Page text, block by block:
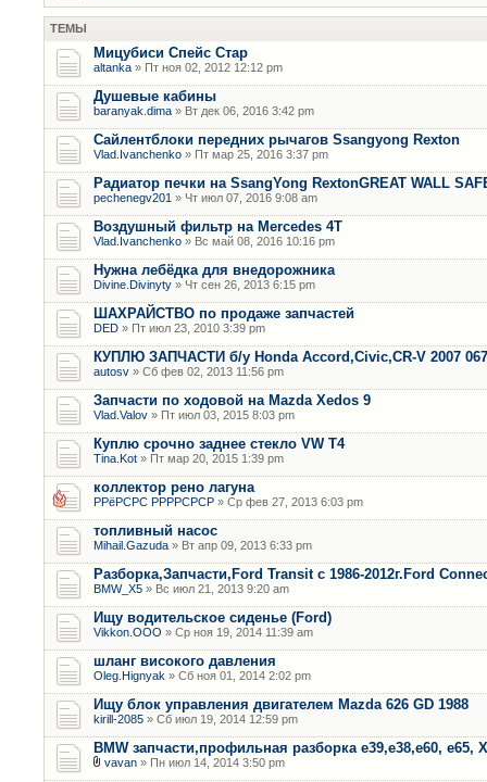
ТЕМЫ
Мицубиси Спейс Стар
altanka » Пт ноя 02, 2012 12:12 pm
Душевые кабины
baranyak.dima » Вт дек 06, 2016 3:42 pm
Сайлентблоки передних рычагов Ssangyong Rexton
Vlad.Ivanchenko » Пт мар 25, 2016 3:37 pm
Радиатор печки на SsangYong RextonGREAT WALL
pechenegv201 » Чт июл 07, 2016 9:08 am
Воздушный фильтр на Mercedes 4T
Vlad.Ivanchenko » Вс май 08, 2016 10:16 pm
Нужна лебёдка для внедорожника
Divine.Divinyty » Чт сен 26, 2013 6:15 pm
ШАХРАЙСТВО по продаже запчастей
DED » Пт июл 23, 2010 3:39 pm
КУПЛЮ ЗАПЧАСТИ б/у Honda Accord,Civic,CR-V 2007
autosv » Сб фев 02, 2013 11:56 pm
Запчасти по ходовой на Mazda Xedos 9
Vlad.Valov » Пт июл 03, 2015 8:03 pm
Куплю срочно заднее стекло VW T4
Tina.Kot » Пт мар 20, 2015 1:39 pm
коллектор рено лагуна
РРёРСРС РРРРСРСР » Ср фев 27, 2013 6:03 pm
топливный насос
Mihail.Gazuda » Вт апр 09, 2013 6:33 pm
Разборка,Запчасти,Ford Transit с 1986-2012г.Ford
BMW_X5 » Вс июл 21, 2013 9:20 am
Ищу водительское сиденье (Ford)
Vikkon.OOO » Ср ноя 19, 2014 11:39 am
шланг високого давления
Oleg.Hignyak » Сб ноя 01, 2014 2:02 pm
Ищу блок управления двигателем Mazda 626 GD 1988
kirill-2085 » Сб июл 19, 2014 12:59 pm
BMW запчасти,профильная разборка е39,е38,е60, е65,
vavan » Пн июл 14, 2014 3:50 pm